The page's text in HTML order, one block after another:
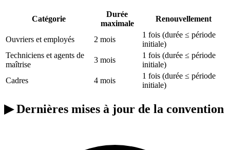
Catégorie
Durée
maximale
Renouvellement
Ouvriers et employés 2 mois
1 fois (durée ≤ période
initiale)
Techniciens et agents de
maîtrise
3 mois
1 fois (durée ≤ période
initiale)
Cadres
4 mois
1 fois (durée ≤ période
initiale)
▶Dernières mises à jour de la convention